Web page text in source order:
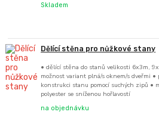
Skladem
Dělící stěna pro nůžkové stany
• dělící stěna do stanů velikosti 6x3m,
možnost variant plná/s oknem/s dveřmi
konstrukci stanu pomocí suchých zipů •
polyester se sníženou hořlavostí
na objednávku